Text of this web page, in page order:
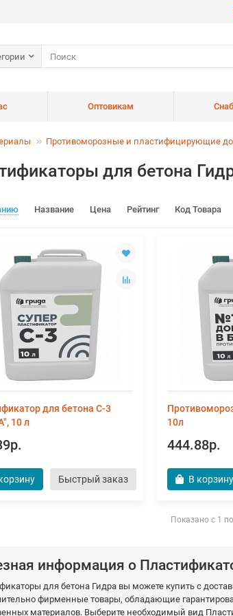
Оптовикам
Противоморозные и пластифицирующие
для бетона
Название Цена Рейтинг Код Товара
для бетона С-3
10 л
Быстрый заказ
10л
444.88р.
В корзину
Показано с 1
информация о
для бетона Гидра вы можете купить с
фирменные товары, обладающие
материалов. Выберите необходимый вид